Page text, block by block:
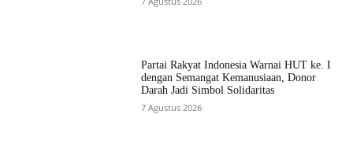
Partai Rakyat Indonesia Warnai HUT ke. I
dengan Semangat Kemanusiaan, Donor
Darah Jadi Simbol Solidaritas
7 Agustus 2026